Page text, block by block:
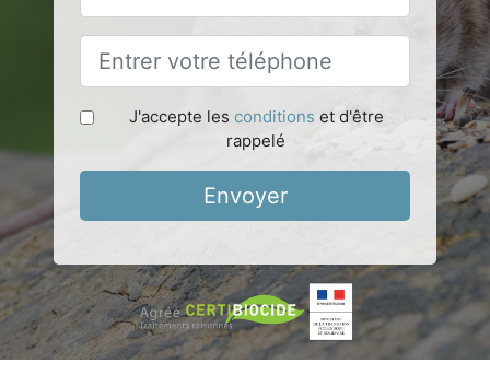
J'accepte les conditions et d'être
rappelé
Envoyer